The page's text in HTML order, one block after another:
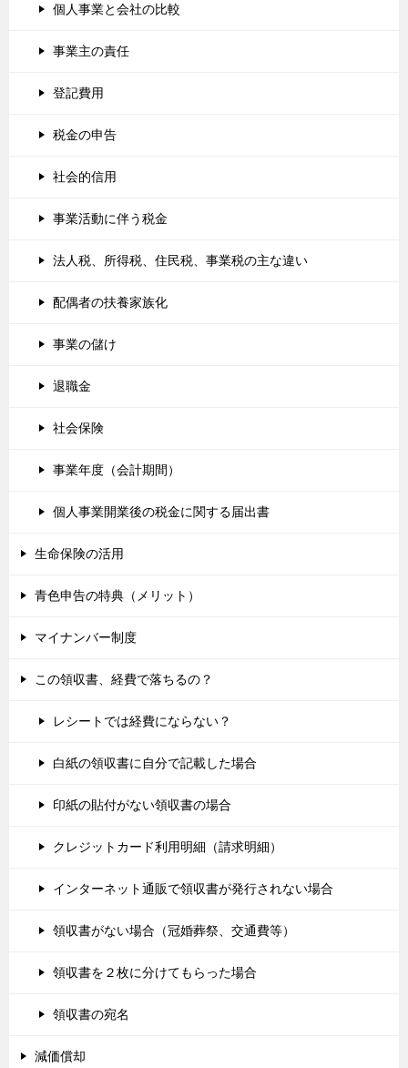
個人事業と会社の比較
事業主の責任
登記費用
税金の申告
社会的信用
事業活動に伴う税金
法人税、所得税、住民税、事業税の主な違い
配偶者の扶養家族化
事業の儲け
退職金
社会保険
事業年度（会計期間）
個人事業開業後の税金に関する届出書
生命保険の活用
青色申告の特典（メリット）
マイナンバー制度
この領収書、経費で落ちるの？
レシートでは経費にならない？
白紙の領収書に自分で記載した場合
印紙の貼付がない領収書の場合
クレジットカード利用明細（請求明細）
インターネット通販で領収書が発行されない場合
領収書がない場合（冠婚葬祭、交通費等）
領収書を２枚に分けてもらった場合
領収書の宛名
減価償却